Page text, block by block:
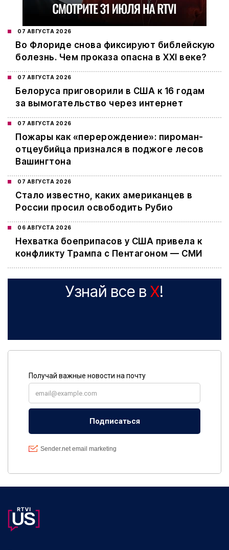
07 АВГУСТА 2026
Во Флориде снова фиксируют библейскую
болезнь. Чем проказа опасна в XXI веке?
07 АВГУСТА 2026
Белоруса приговорили в США к 16 годам
за вымогательство через интернет
07 АВГУСТА 2026
Пожары как «перерождение»: пироман-
отцеубийца признался в поджоге лесов
Вашингтона
07 АВГУСТА 2026
Стало известно, каких американцев в
России просил освободить Рубио
06 АВГУСТА 2026
Нехватка боеприпасов у США привела к
конфликту Трампа с Пентагоном — СМИ
Узнай все в X!